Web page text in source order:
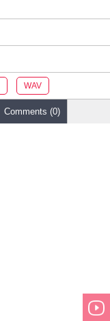
WAV
Comments (0)